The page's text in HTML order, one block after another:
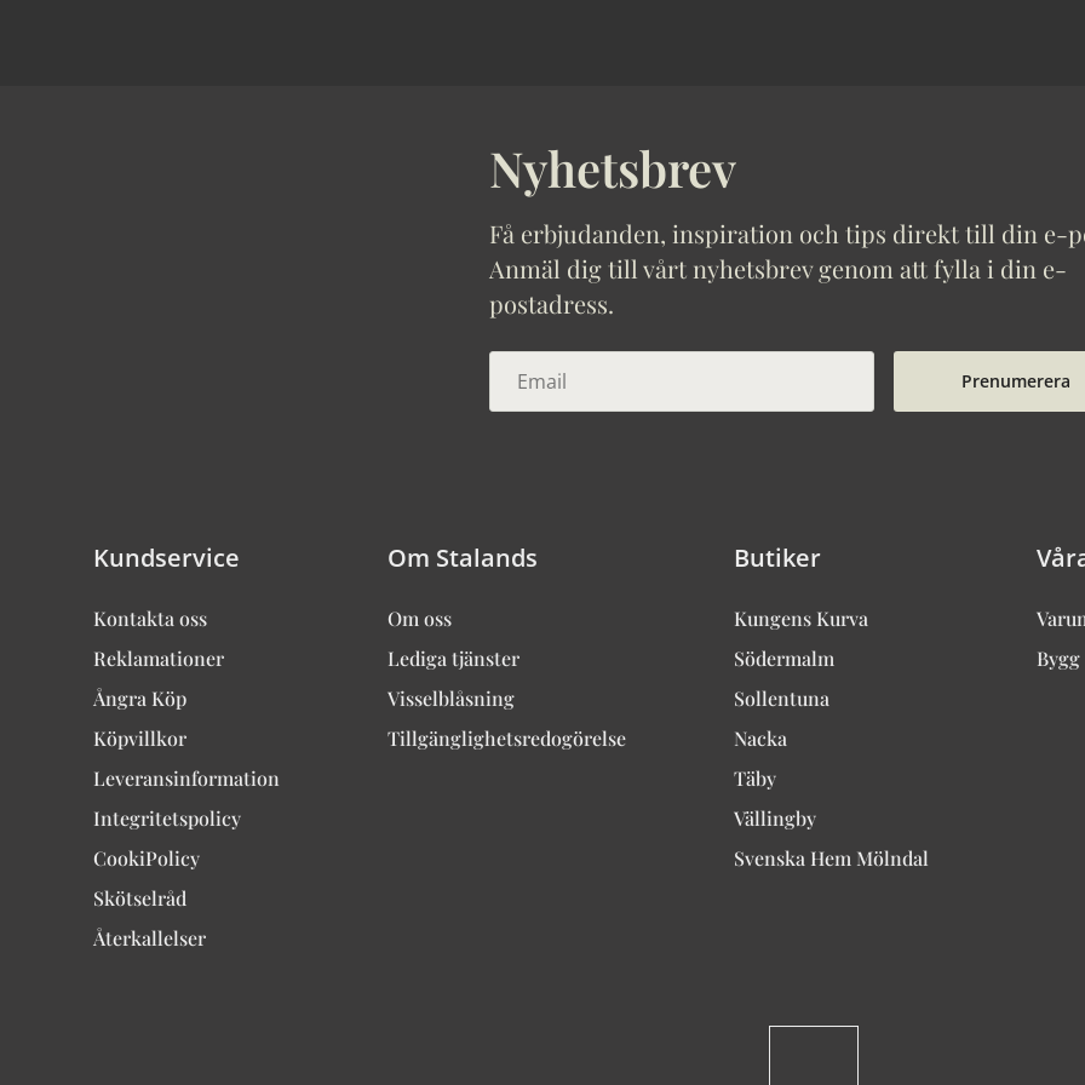
Nyhetsbrev
Få erbjudanden, inspiration och tips direkt till din e-
Anmäl dig till vårt nyhetsbrev genom att fylla i din e-
postadress.
Prenumerera
Kundservice
Kontakta oss
Reklamationer
Ångra Köp
Köpvillkor
Leveransinformation
Integritetspolicy
CookiPolicy
Skötselråd
Återkallelser
Om Stalands
Om oss
Lediga tjänster
Visselblåsning
Tillgänglighetsredogörelse
Butiker
Kungens Kurva
Södermalm
Sollentuna
Nacka
Täby
Vällingby
Svenska Hem Mölndal